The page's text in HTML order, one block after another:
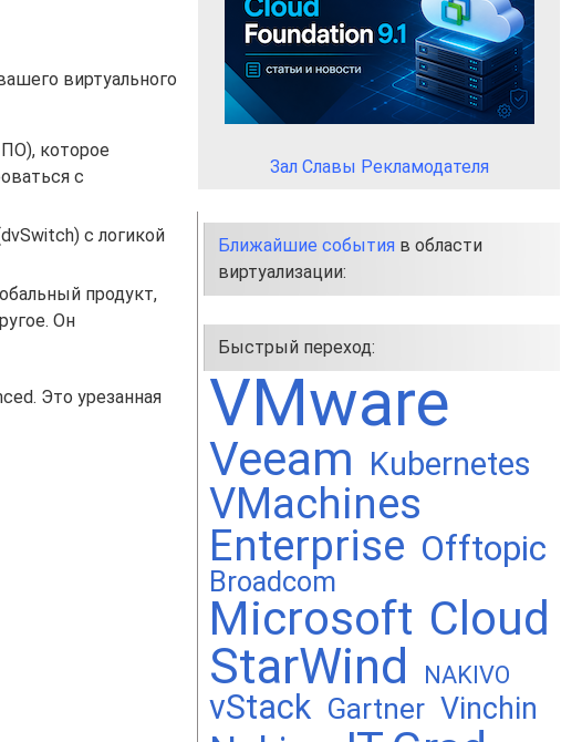
виртуального
которое
с
с логикой
продукт,
Он
Это урезанная
Зал Славы Рекламодателя
Ближайшие события в области
виртуализации:
Быстрый переход:
VMware
Veeam Kubernetes
VMachines
Enterprise Offtopic
Broadcom
Microsoft Cloud
StarWind NAKIVO
vStack Gartner Vinchin